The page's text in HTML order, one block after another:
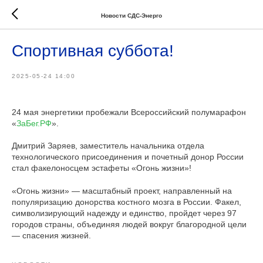
Новости СДС-Энерго
Спортивная суббота!
2025-05-24 14:00
24 мая энергетики пробежали Всероссийский полумарафон
«ЗаБег.РФ».
Дмитрий Заряев, заместитель начальника отдела
технологического присоединения и почетный донор России
стал факелоносцем эстафеты «Огонь жизни»!
«Огонь жизни» — масштабный проект, направленный на
популяризацию донорства костного мозга в России. Факел,
символизирующий надежду и единство, пройдет через 97
городов страны, объединяя людей вокруг благородной цели
— спасения жизней.